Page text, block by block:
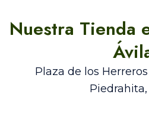
Nuestra Tienda
Plaza de los